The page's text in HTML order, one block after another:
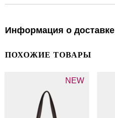
Информация о доставке
ПОХОЖИЕ ТОВАРЫ
NEW